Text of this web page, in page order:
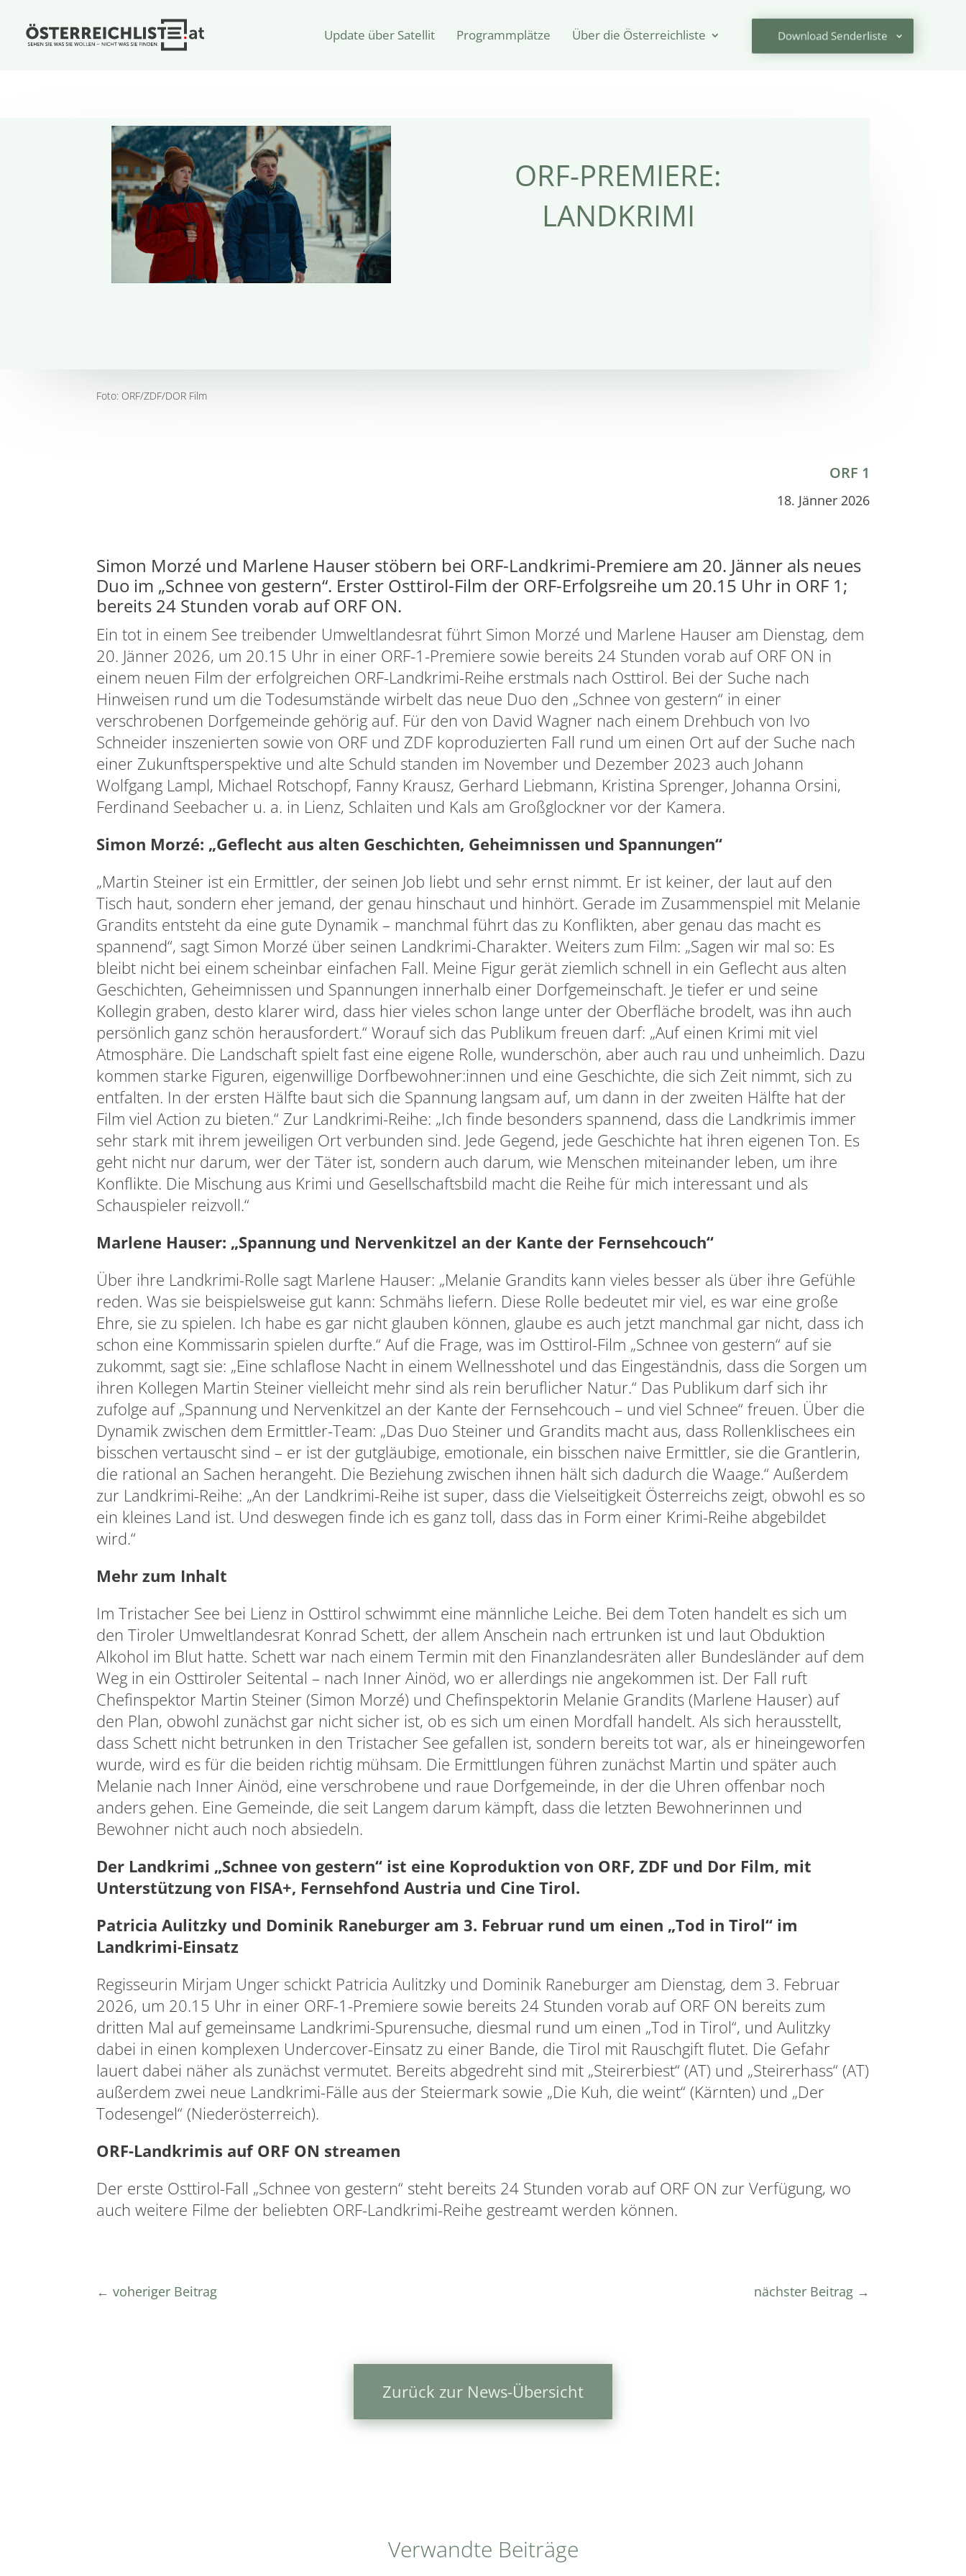
Update über Satellit Programmplätze Über die Österreichliste Download Senderliste
ORF-PREMIERE:
LANDKRIMI
Foto: ORF/ZDF/DOR Film
ORF 1
18. Jänner 2026
Simon Morzé und Marlene Hauser stöbern bei ORF-Landkrimi-Premiere am 20. Jänner als neues
Duo im „Schnee von gestern“. Erster Osttirol-Film der ORF-Erfolgsreihe um 20.15 Uhr in ORF 1;
bereits 24 Stunden vorab auf ORF ON.
Ein tot in einem See treibender Umweltlandesrat führt Simon Morzé und Marlene Hauser am Dienstag, dem
20. Jänner 2026, um 20.15 Uhr in einer ORF-1-Premiere sowie bereits 24 Stunden vorab auf ORF ON in
einem neuen Film der erfolgreichen ORF-Landkrimi-Reihe erstmals nach Osttirol. Bei der Suche nach
Hinweisen rund um die Todesumstände wirbelt das neue Duo den „Schnee von gestern“ in einer
verschrobenen Dorfgemeinde gehörig auf. Für den von David Wagner nach einem Drehbuch von Ivo
Schneider inszenierten sowie von ORF und ZDF koproduzierten Fall rund um einen Ort auf der Suche nach
einer Zukunftsperspektive und alte Schuld standen im November und Dezember 2023 auch Johann
Wolfgang Lampl, Michael Rotschopf, Fanny Krausz, Gerhard Liebmann, Kristina Sprenger, Johanna Orsini,
Ferdinand Seebacher u. a. in Lienz, Schlaiten und Kals am Großglockner vor der Kamera.
Simon Morzé: „Geflecht aus alten Geschichten, Geheimnissen und Spannungen“
„Martin Steiner ist ein Ermittler, der seinen Job liebt und sehr ernst nimmt. Er ist keiner, der laut auf den
Tisch haut, sondern eher jemand, der genau hinschaut und hinhört. Gerade im Zusammenspiel mit Melanie
Grandits entsteht da eine gute Dynamik – manchmal führt das zu Konflikten, aber genau das macht es
spannend“, sagt Simon Morzé über seinen Landkrimi-Charakter. Weiters zum Film: „Sagen wir mal so: Es
bleibt nicht bei einem scheinbar einfachen Fall. Meine Figur gerät ziemlich schnell in ein Geflecht aus alten
Geschichten, Geheimnissen und Spannungen innerhalb einer Dorfgemeinschaft. Je tiefer er und seine
Kollegin graben, desto klarer wird, dass hier vieles schon lange unter der Oberfläche brodelt, was ihn auch
persönlich ganz schön herausfordert.“ Worauf sich das Publikum freuen darf: „Auf einen Krimi mit viel
Atmosphäre. Die Landschaft spielt fast eine eigene Rolle, wunderschön, aber auch rau und unheimlich. Dazu
kommen starke Figuren, eigenwillige Dorfbewohner:innen und eine Geschichte, die sich Zeit nimmt, sich zu
entfalten. In der ersten Hälfte baut sich die Spannung langsam auf, um dann in der zweiten Hälfte hat der
Film viel Action zu bieten.“ Zur Landkrimi-Reihe: „Ich finde besonders spannend, dass die Landkrimis immer
sehr stark mit ihrem jeweiligen Ort verbunden sind. Jede Gegend, jede Geschichte hat ihren eigenen Ton. Es
geht nicht nur darum, wer der Täter ist, sondern auch darum, wie Menschen miteinander leben, um ihre
Konflikte. Die Mischung aus Krimi und Gesellschaftsbild macht die Reihe für mich interessant und als
Schauspieler reizvoll.“
Marlene Hauser: „Spannung und Nervenkitzel an der Kante der Fernsehcouch“
Über ihre Landkrimi-Rolle sagt Marlene Hauser: „Melanie Grandits kann vieles besser als über ihre Gefühle
reden. Was sie beispielsweise gut kann: Schmähs liefern. Diese Rolle bedeutet mir viel, es war eine große
Ehre, sie zu spielen. Ich habe es gar nicht glauben können, glaube es auch jetzt manchmal gar nicht, dass ich
schon eine Kommissarin spielen durfte.“ Auf die Frage, was im Osttirol-Film „Schnee von gestern“ auf sie
zukommt, sagt sie: „Eine schlaflose Nacht in einem Wellnesshotel und das Eingeständnis, dass die Sorgen um
ihren Kollegen Martin Steiner vielleicht mehr sind als rein beruflicher Natur.“ Das Publikum darf sich ihr
zufolge auf „Spannung und Nervenkitzel an der Kante der Fernsehcouch – und viel Schnee“ freuen. Über die
Dynamik zwischen dem Ermittler-Team: „Das Duo Steiner und Grandits macht aus, dass Rollenklischees ein
bisschen vertauscht sind – er ist der gutgläubige, emotionale, ein bisschen naive Ermittler, sie die Grantlerin,
die rational an Sachen herangeht. Die Beziehung zwischen ihnen hält sich dadurch die Waage.“ Außerdem
zur Landkrimi-Reihe: „An der Landkrimi-Reihe ist super, dass die Vielseitigkeit Österreichs zeigt, obwohl es so
ein kleines Land ist. Und deswegen finde ich es ganz toll, dass das in Form einer Krimi-Reihe abgebildet
wird.“
Mehr zum Inhalt
Im Tristacher See bei Lienz in Osttirol schwimmt eine männliche Leiche. Bei dem Toten handelt es sich um
den Tiroler Umweltlandesrat Konrad Schett, der allem Anschein nach ertrunken ist und laut Obduktion
Alkohol im Blut hatte. Schett war nach einem Termin mit den Finanzlandesräten aller Bundesländer auf dem
Weg in ein Osttiroler Seitental – nach Inner Ainöd, wo er allerdings nie angekommen ist. Der Fall ruft
Chefinspektor Martin Steiner (Simon Morzé) und Chefinspektorin Melanie Grandits (Marlene Hauser) auf
den Plan, obwohl zunächst gar nicht sicher ist, ob es sich um einen Mordfall handelt. Als sich herausstellt,
dass Schett nicht betrunken in den Tristacher See gefallen ist, sondern bereits tot war, als er hineingeworfen
wurde, wird es für die beiden richtig mühsam. Die Ermittlungen führen zunächst Martin und später auch
Melanie nach Inner Ainöd, eine verschrobene und raue Dorfgemeinde, in der die Uhren offenbar noch
anders gehen. Eine Gemeinde, die seit Langem darum kämpft, dass die letzten Bewohnerinnen und
Bewohner nicht auch noch absiedeln.
Der Landkrimi „Schnee von gestern“ ist eine Koproduktion von ORF, ZDF und Dor Film, mit
Unterstützung von FISA+, Fernsehfond Austria und Cine Tirol.
Patricia Aulitzky und Dominik Raneburger am 3. Februar rund um einen „Tod in Tirol“ im
Landkrimi-Einsatz
Regisseurin Mirjam Unger schickt Patricia Aulitzky und Dominik Raneburger am Dienstag, dem 3. Februar
2026, um 20.15 Uhr in einer ORF-1-Premiere sowie bereits 24 Stunden vorab auf ORF ON bereits zum
dritten Mal auf gemeinsame Landkrimi-Spurensuche, diesmal rund um einen „Tod in Tirol“, und Aulitzky
dabei in einen komplexen Undercover-Einsatz zu einer Bande, die Tirol mit Rauschgift flutet. Die Gefahr
lauert dabei näher als zunächst vermutet. Bereits abgedreht sind mit „Steirerbiest“ (AT) und „Steirerhass“ (AT)
außerdem zwei neue Landkrimi-Fälle aus der Steiermark sowie „Die Kuh, die weint“ (Kärnten) und „Der
Todesengel“ (Niederösterreich).
ORF-Landkrimis auf ORF ON streamen
Der erste Osttirol-Fall „Schnee von gestern“ steht bereits 24 Stunden vorab auf ORF ON zur Verfügung, wo
auch weitere Filme der beliebten ORF-Landkrimi-Reihe gestreamt werden können.
←voheriger Beitrag nächster Beitrag→
Zurück zur News-Übersicht
Verwandte Beiträge